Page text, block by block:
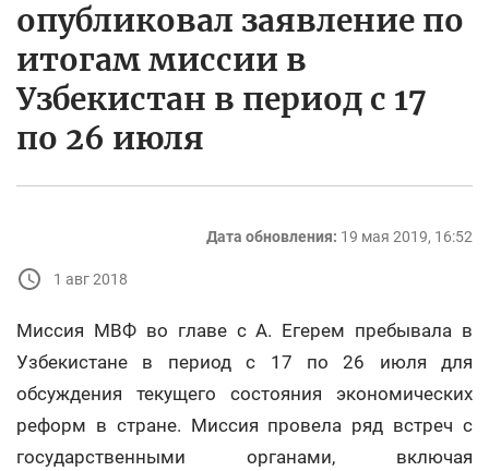
опубликовал заявление по
итогам миссии в
Узбекистан в период с 17
по 26 июля
Дата обновления: 19 мая 2019, 16:52
1 авг 2018
Миссия МВФ во главе с А. Егерем пребывала в
Узбекистане в период с 17 по 26 июля для
обсуждения текущего состояния экономических
реформ в стране. Миссия провела ряд встреч с
государственными органами, включая